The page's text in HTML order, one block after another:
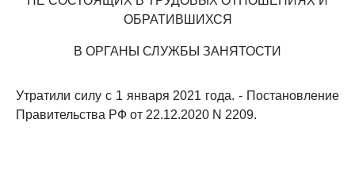
ОБРАТИВШИХСЯ
В ОРГАНЫ СЛУЖБЫ ЗАНЯТОСТИ
Утратили силу с 1 января 2021 года. - Постановление
Правительства РФ от 22.12.2020 N 2209.